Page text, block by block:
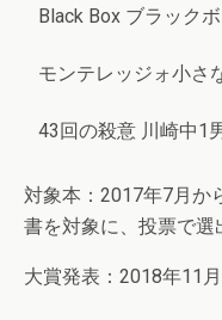
Black Box ブラック
モンテレッジォ小さ
43回の殺意 川崎中1
対象本：2017年7月か
書を対象に、投票で選
大賞発表：2018年11